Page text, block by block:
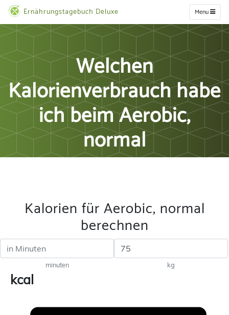
Ernährungstagebuch Deluxe Menu
Welchen
Kalorienverbrauch habe
ich beim Aerobic,
normal
Kalorien für Aerobic, normal
berechnen
minuten kg
kcal